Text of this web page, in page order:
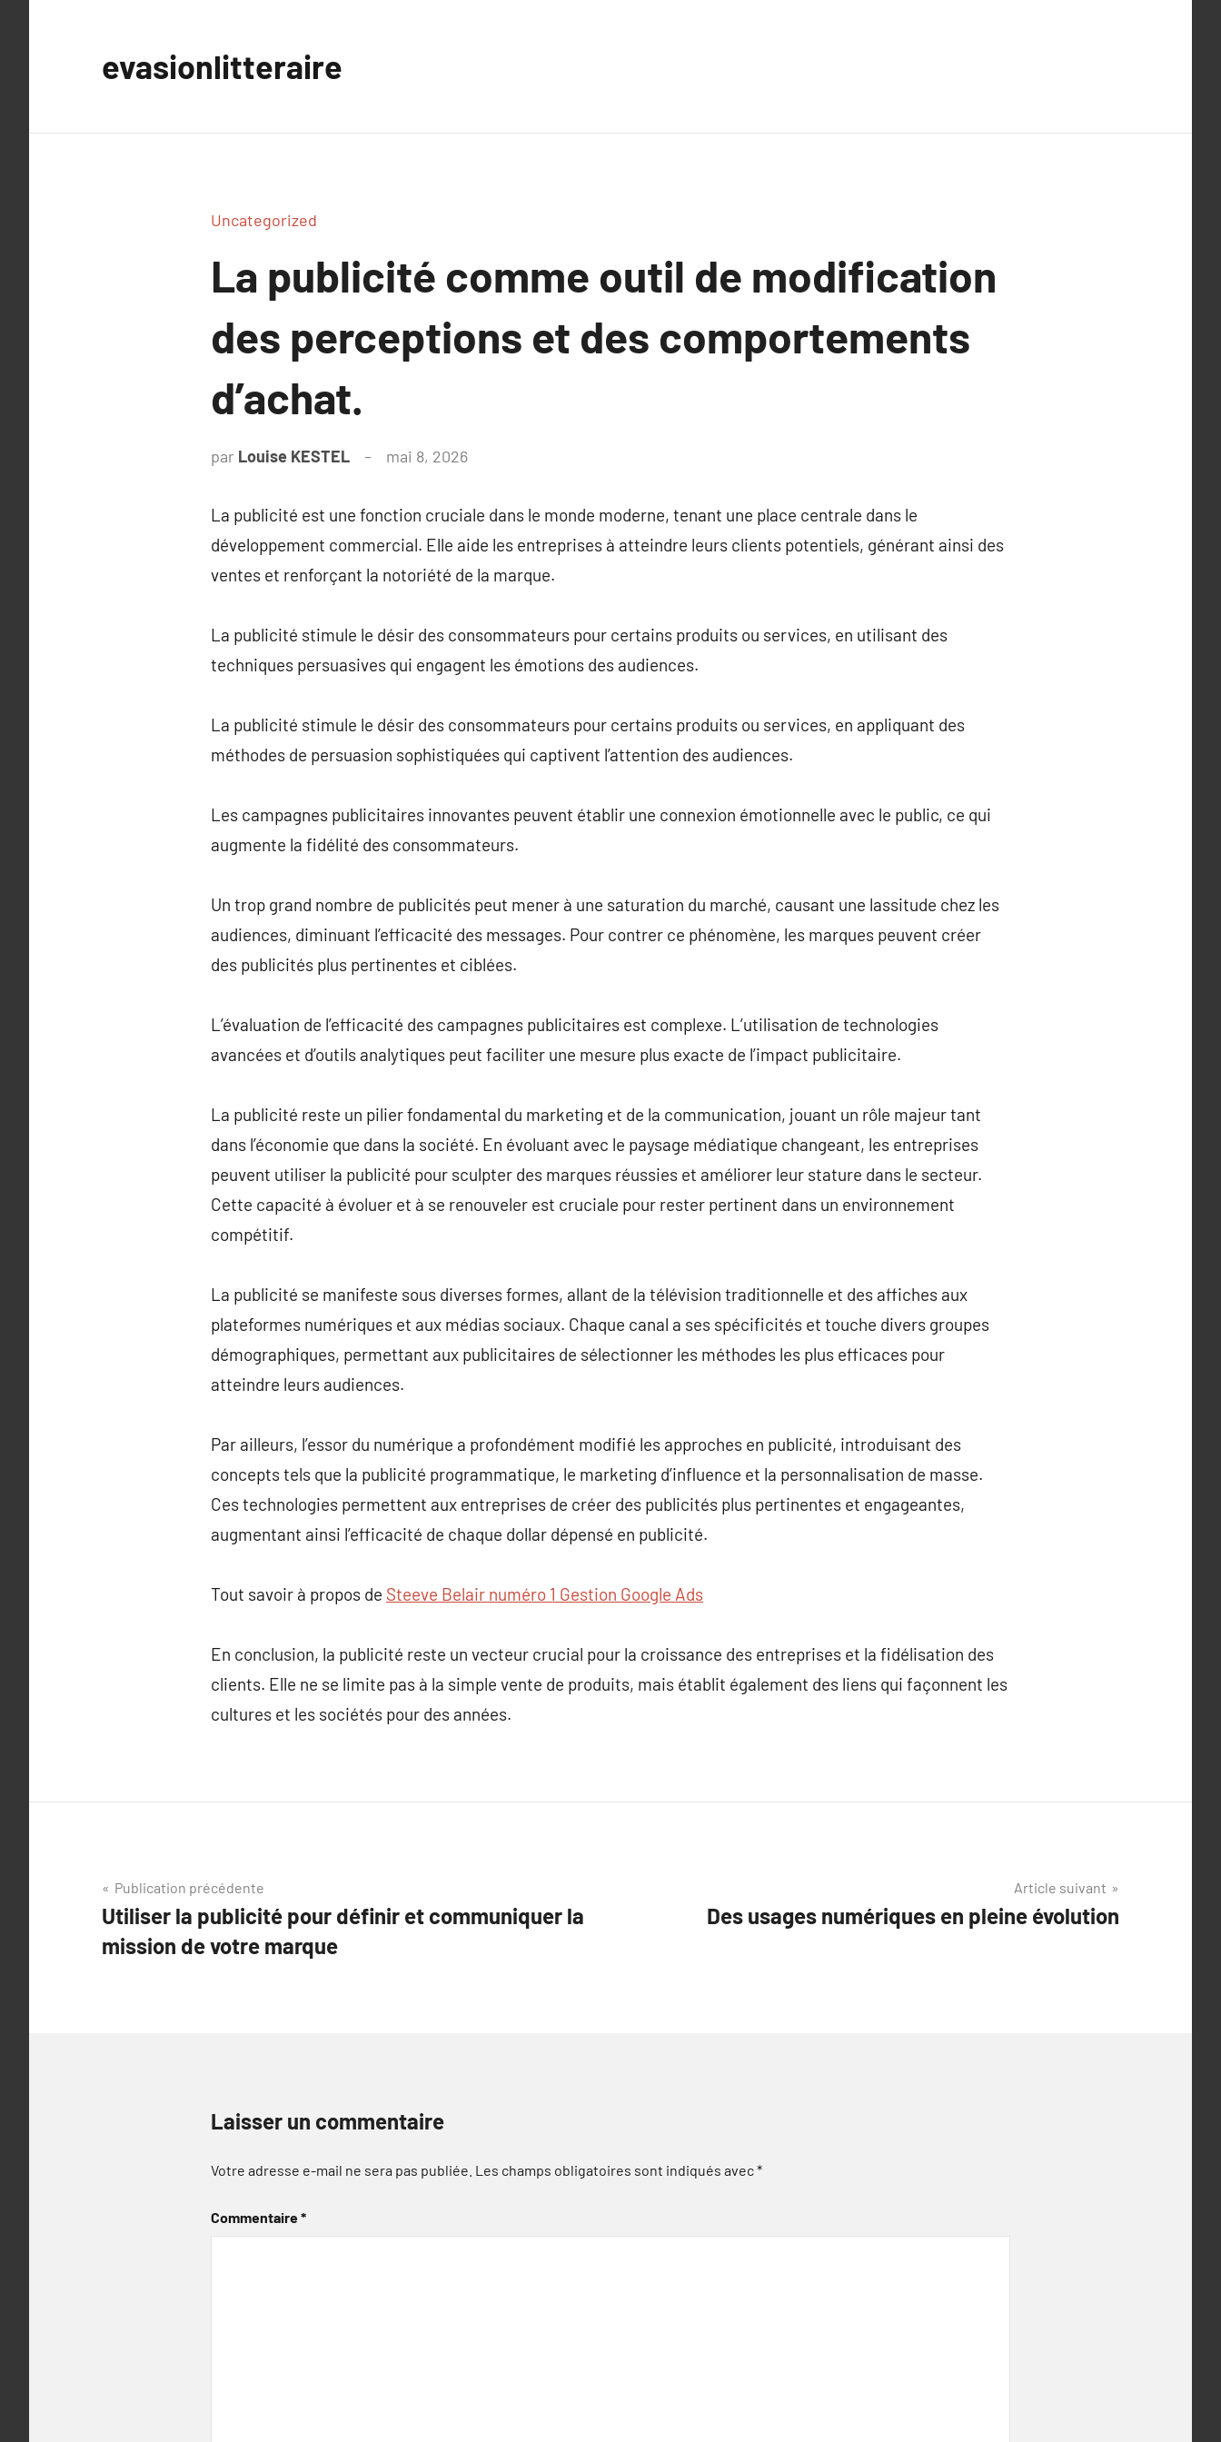
evasionlitteraire
Uncategorized
La publicité comme outil de modification
des perceptions et des comportements
d’achat.
par Louise KESTEL mai 8, 2026
La publicité est une fonction cruciale dans le monde moderne, tenant une place centrale dans le
développement commercial. Elle aide les entreprises à atteindre leurs clients potentiels, générant ainsi des
ventes et renforçant la notoriété de la marque.
La publicité stimule le désir des consommateurs pour certains produits ou services, en utilisant des
techniques persuasives qui engagent les émotions des audiences.
La publicité stimule le désir des consommateurs pour certains produits ou services, en appliquant des
méthodes de persuasion sophistiquées qui captivent l’attention des audiences.
Les campagnes publicitaires innovantes peuvent établir une connexion émotionnelle avec le public, ce qui
augmente la fidélité des consommateurs.
Un trop grand nombre de publicités peut mener à une saturation du marché, causant une lassitude chez les
audiences, diminuant l’efficacité des messages. Pour contrer ce phénomène, les marques peuvent créer
des publicités plus pertinentes et ciblées.
L’évaluation de l’efficacité des campagnes publicitaires est complexe. L’utilisation de technologies
avancées et d’outils analytiques peut faciliter une mesure plus exacte de l’impact publicitaire.
La publicité reste un pilier fondamental du marketing et de la communication, jouant un rôle majeur tant
dans l’économie que dans la société. En évoluant avec le paysage médiatique changeant, les entreprises
peuvent utiliser la publicité pour sculpter des marques réussies et améliorer leur stature dans le secteur.
Cette capacité à évoluer et à se renouveler est cruciale pour rester pertinent dans un environnement
compétitif.
La publicité se manifeste sous diverses formes, allant de la télévision traditionnelle et des affiches aux
plateformes numériques et aux médias sociaux. Chaque canal a ses spécificités et touche divers groupes
démographiques, permettant aux publicitaires de sélectionner les méthodes les plus efficaces pour
atteindre leurs audiences.
Par ailleurs, l’essor du numérique a profondément modifié les approches en publicité, introduisant des
concepts tels que la publicité programmatique, le marketing d’influence et la personnalisation de masse.
Ces technologies permettent aux entreprises de créer des publicités plus pertinentes et engageantes,
augmentant ainsi l’efficacité de chaque dollar dépensé en publicité.
Tout savoir à propos de Steeve Belair numéro 1 Gestion Google Ads
En conclusion, la publicité reste un vecteur crucial pour la croissance des entreprises et la fidélisation des
clients. Elle ne se limite pas à la simple vente de produits, mais établit également des liens qui façonnent les
cultures et les sociétés pour des années.
Navigation
de
l’article
Publication précédente
Utiliser la publicité pour définir et communiquer la
mission de votre marque
Article suivant
Des usages numériques en pleine évolution
Laisser un commentaire
Votre adresse e-mail ne sera pas publiée. Les champs obligatoires sont indiqués avec*
Commentaire*